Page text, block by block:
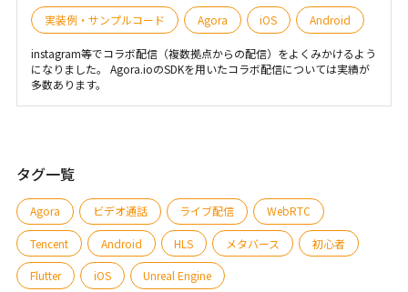
実装例・サンプルコード Agora iOS Android
instagram等でコラボ配信（複数拠点からの配信）をよくみかけるよう
になりました。 Agora.ioのSDKを用いたコラボ配信については実績が
多数あります。
タグ一覧
Agora ビデオ通話 ライブ配信 WebRTC
Tencent Android HLS メタバース 初心者
Flutter iOS Unreal Engine